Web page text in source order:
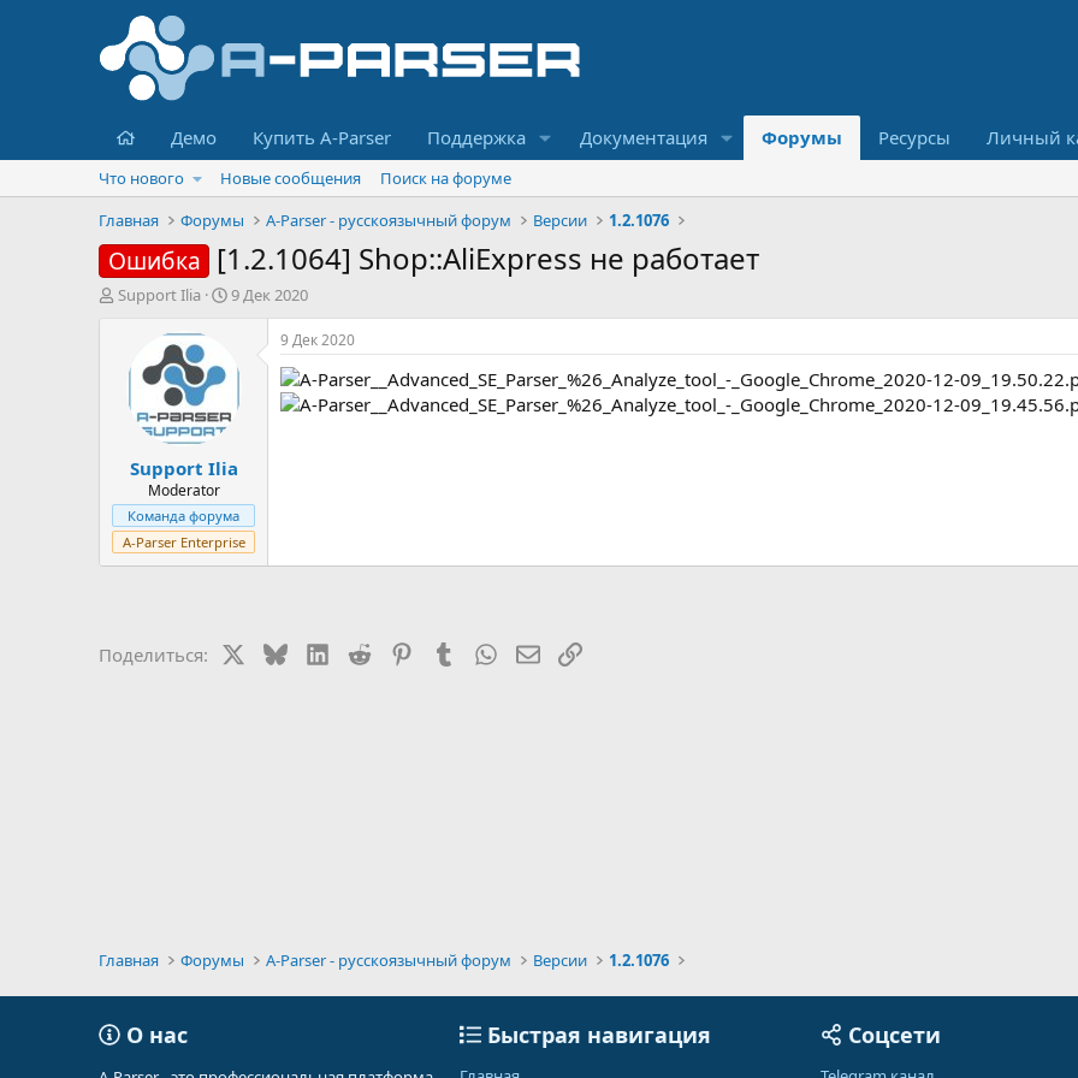
Главная
Демо Купить A-Parser Поддержка Документация Форумы Ресурсы Личный
Что нового Новые сообщения
Поиск на форуме
Главная
Форумы A-Parser - русскоязычный форум Версии 1.2.1076
Ошибка [1.2.1064] Shop::AliExpress не работает
А
Support Ilia
Д
ч
л
9 Дек 2020
Support Ilia
Moderator
Команда форума
A-Parser Enterprise
9 Дек 2020
Поделиться: BlueskyLinkedIn
Reddit PinterestTumblrWhatsAppЭлектронная почта
Ссылка
Главная Форумы A-Parser - русскоязычный форум Версии 1.2.1076
О нас Быстрая навигация Соцсети